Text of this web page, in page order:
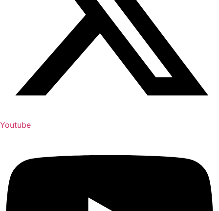
Youtube